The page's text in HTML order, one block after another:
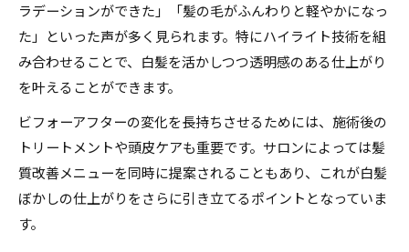
ラデーションができた」「髪の毛がふんわりと軽やかになっ
た」といった声が多く見られます。特にハイライト技術を組
み合わせることで、白髪を活かしつつ透明感のある仕上がり
を叶えることができます。
ビフォーアフターの変化を長持ちさせるためには、施術後の
トリートメントや頭皮ケアも重要です。サロンによっては髪
質改善メニューを同時に提案されることもあり、これが白髪
ぼかしの仕上がりをさらに引き立てるポイントとなっていま
す。